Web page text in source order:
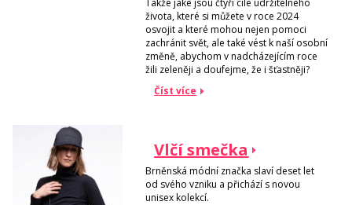
Takže jaké jsou čtyři cíle udržitelného
života, které si můžete v roce 2024
osvojit a které mohou nejen pomoci
zachránit svět, ale také vést k naší osobní
změně, abychom v nadcházejícím roce
žili zeleněji a doufejme, že i šťastněji?
Číst více
Vlčí smečka
Brněnská módní značka slaví deset let
od svého vzniku a přichází s novou
unisex kolekcí.